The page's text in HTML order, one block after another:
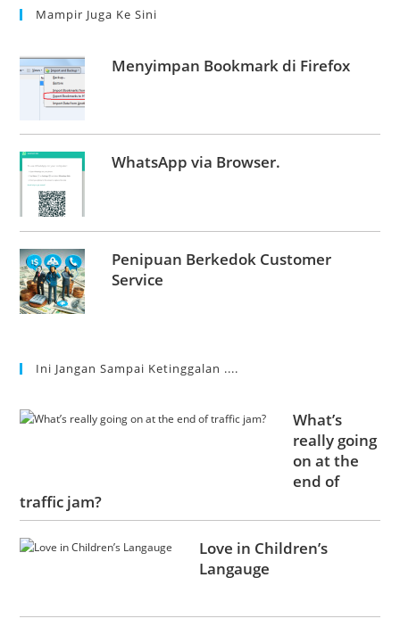
Mampir Juga Ke Sini
Menyimpan Bookmark di Firefox
WhatsApp via Browser.
Penipuan Berkedok Customer
Service
Ini Jangan Sampai Ketinggalan ....
What’s
really going
on at the
end of
traffic jam?
Love in Children’s
Langauge